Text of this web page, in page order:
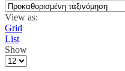
View as:
Grid
List
Show
Products